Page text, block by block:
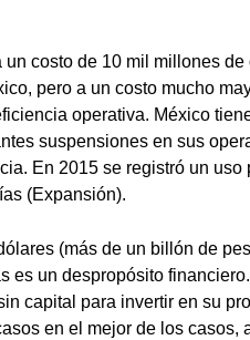
costo de 10 mil millones
pero a un costo mucho
operativa. México
suspensiones en sus
En 2015 se registró un
(Expansión).
(más de un billón de
es un despropósito
capital para invertir en su
en el mejor de los casos,